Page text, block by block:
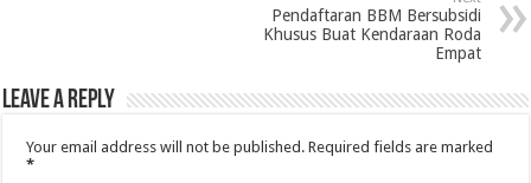
Pendaftaran BBM Bersubsidi
Khusus Buat Kendaraan Roda
Empat
Leave a Reply
Your email address will not be published. Required fields are marked
*